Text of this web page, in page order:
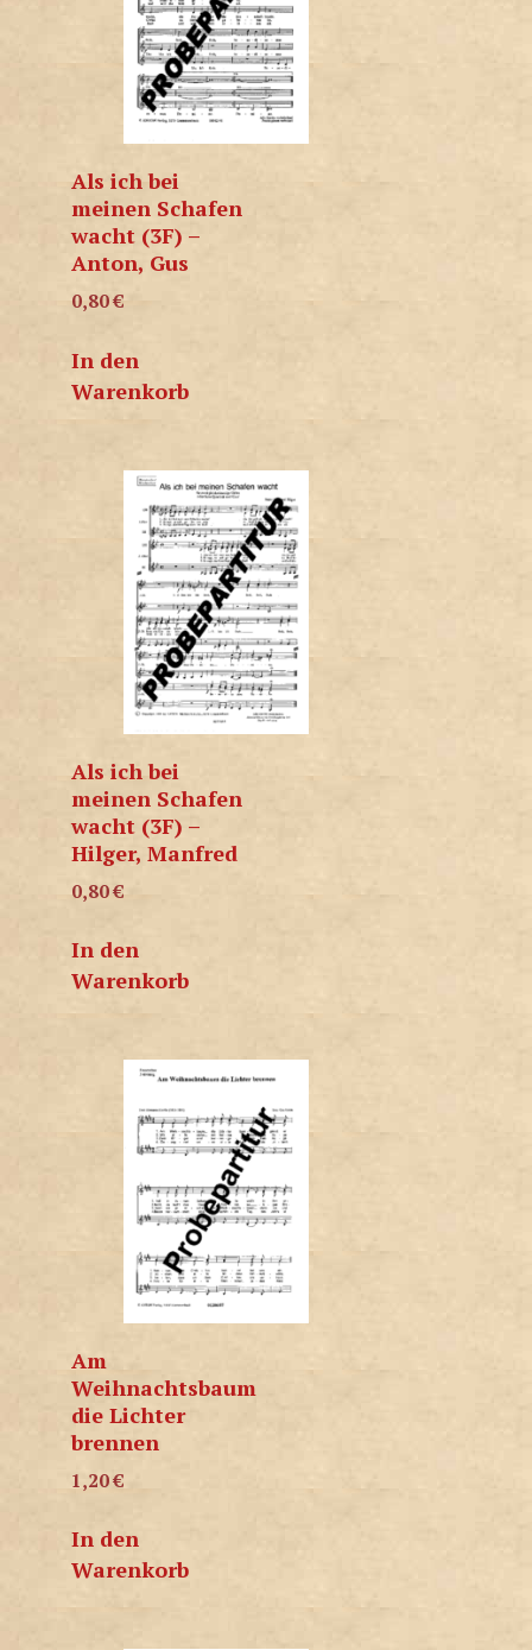
Als ich bei
meinen Schafen
wacht (3F) –
Anton, Gus
0,80€
In den
Warenkorb
Als ich bei
meinen Schafen
wacht (3F) –
Hilger, Manfred
0,80€
In den
Warenkorb
Am
Weihnachtsbaum
die Lichter
brennen
1,20€
In den
Warenkorb